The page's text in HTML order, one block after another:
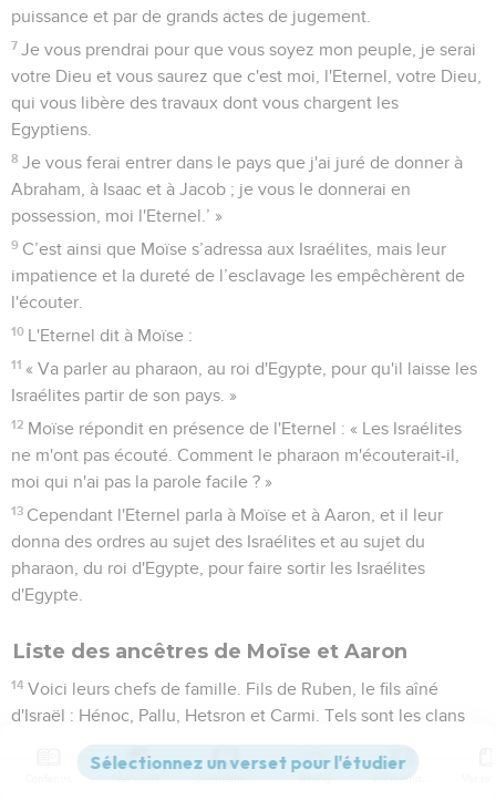
puissance et par de grands actes de jugement.
7 Je vous prendrai pour que vous soyez mon peuple, je serai
votre Dieu et vous saurez que c'est moi, l'Eternel, votre Dieu,
qui vous libère des travaux dont vous chargent les
Egyptiens.
8 Je vous ferai entrer dans le pays que j'ai juré de donner à
Abraham, à Isaac et à Jacob ; je vous le donnerai en
possession, moi l'Eternel.’ »
9 C’est ainsi que Moïse s’adressa aux Israélites, mais leur
impatience et la dureté de l’esclavage les empêchèrent de
l'écouter.
10 L'Eternel dit à Moïse :
11 « Va parler au pharaon, au roi d'Egypte, pour qu'il laisse les
Israélites partir de son pays. »
12 Moïse répondit en présence de l'Eternel : « Les Israélites
ne m'ont pas écouté. Comment le pharaon m'écouterait-il,
moi qui n'ai pas la parole facile ? »
13 Cependant l'Eternel parla à Moïse et à Aaron, et il leur
donna des ordres au sujet des Israélites et au sujet du
pharaon, du roi d'Egypte, pour faire sortir les Israélites
d'Egypte.
Liste des ancêtres de Moïse et Aaron
14 Voici leurs chefs de famille. Fils de Ruben, le fils aîné
d'Israël : Hénoc, Pallu, Hetsron et Carmi. Tels sont les clans
de Ruben.
Fils de Siméon : Jemuel, Jamin, Ohad, Jakin et Tsochar,
Versions Commentaires Strong